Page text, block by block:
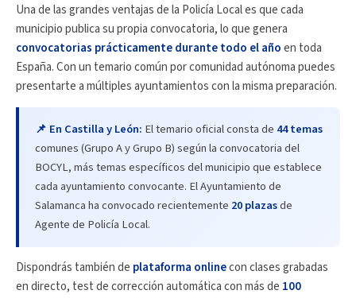
Una de las grandes ventajas de la Policía Local es que cada
municipio publica su propia convocatoria, lo que genera
convocatorias prácticamente durante todo el añoen toda
España. Con un temario común por comunidad autónoma puedes
presentarte a múltiples ayuntamientos con la misma preparación.
📌 En Castilla y León: El temario oficial consta de 44 temas
comunes (Grupo A y Grupo B) según la convocatoria del
BOCYL, más temas específicos del municipio que establece
cada ayuntamiento convocante. El Ayuntamiento de
Salamanca ha convocado recientemente 20 plazasde
Agente de Policía Local.
Dispondrás también de plataforma onlinecon clases grabadas
en directo, test de corrección automática con más de 100